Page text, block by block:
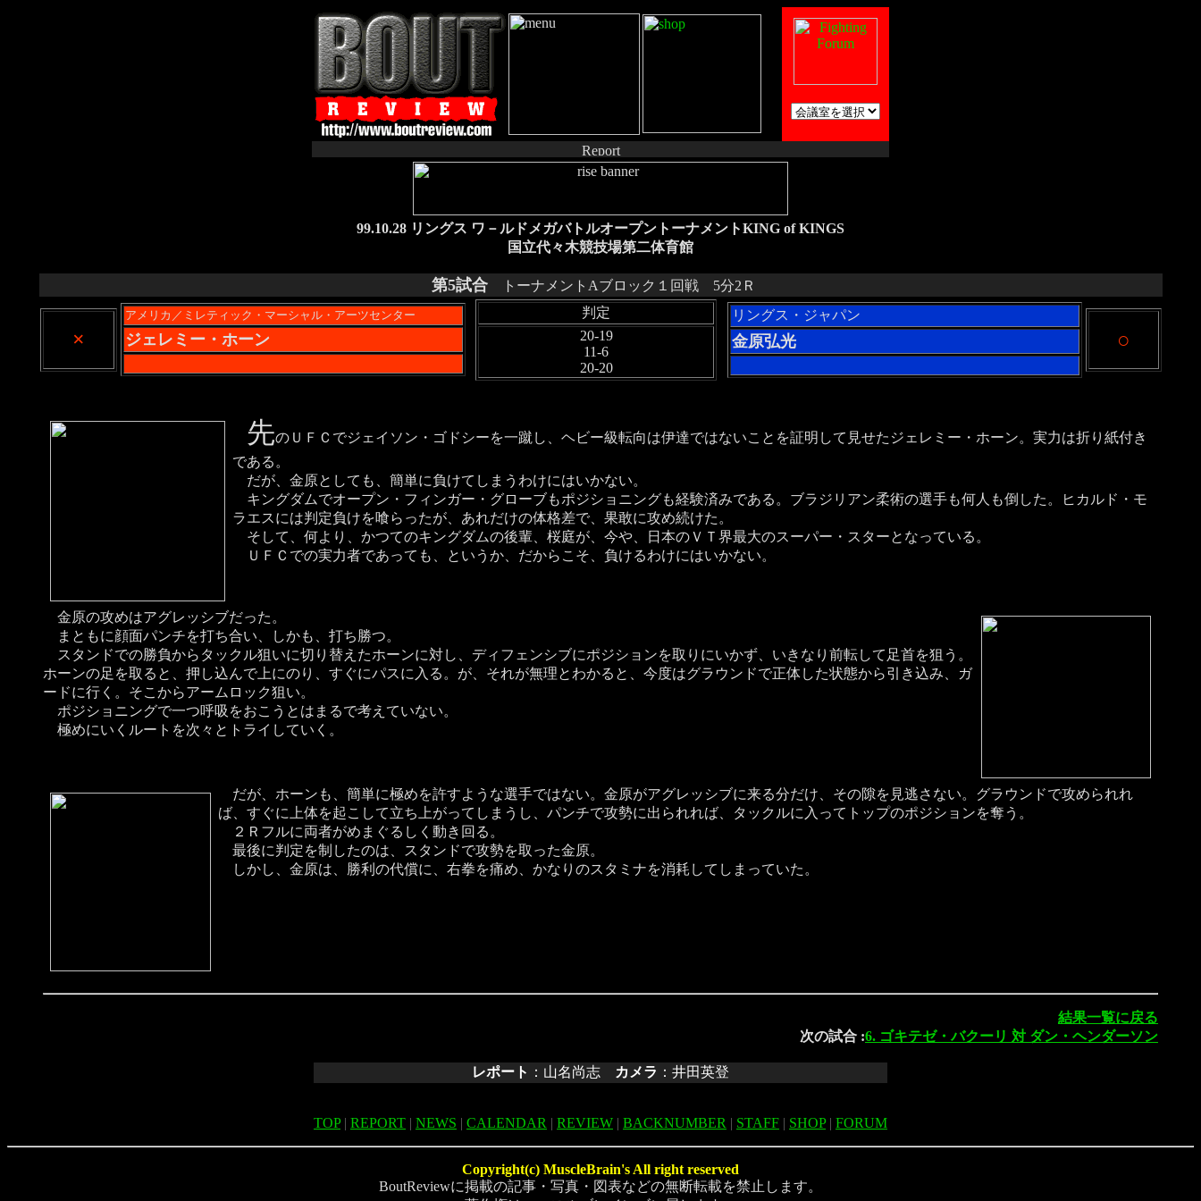
99.10.28 リングス ワ－ルドメガバトルオープントーナメントKING of KINGS
国立代々木競技場第二体育館
第5試合トーナメントAブロック１回戦 5分2Ｒ
×
アメリカ／ミレティック・マーシャル・アーツセンター
ジェレミー・ホーン
判定
20-19
11-6
20-20
リングス・ジャパン
金原弘光 ○
先のＵＦＣでジェイソン・ゴドシーを一蹴し、ヘビー級転向は伊達ではないことを証明して見せたジェレミー・ホーン。実力は折り紙付き
である。
だが、金原としても、簡単に負けてしまうわけにはいかない。
キングダムでオープン・フィンガー・グローブもポジショニングも経験済みである。ブラジリアン柔術の選手も何人も倒した。ヒカルド・モ
ラエスには判定負けを喰らったが、あれだけの体格差で、果敢に攻め続けた。
そして、何より、かつてのキングダムの後輩、桜庭が、今や、日本のＶＴ界最大のスーパー・スターとなっている。
ＵＦＣでの実力者であっても、というか、だからこそ、負けるわけにはいかない。
金原の攻めはアグレッシブだった。
まともに顔面パンチを打ち合い、しかも、打ち勝つ。
スタンドでの勝負からタックル狙いに切り替えたホーンに対し、ディフェンシブにポジションを取りにいかず、いきなり前転して足首を狙う。
ホーンの足を取ると、押し込んで上にのり、すぐにパスに入る。が、それが無理とわかると、今度はグラウンドで正体した状態から引き込み、ガ
ードに行く。そこからアームロック狙い。
ポジショニングで一つ呼吸をおこうとはまるで考えていない。
極めにいくルートを次々とトライしていく。
だが、ホーンも、簡単に極めを許すような選手ではない。金原がアグレッシブに来る分だけ、その隙を見逃さない。グラウンドで攻められれ
ば、すぐに上体を起こして立ち上がってしまうし、パンチで攻勢に出られれば、タックルに入ってトップのポジションを奪う。
２Ｒフルに両者がめまぐるしく動き回る。
最後に判定を制したのは、スタンドで攻勢を取った金原。
しかし、金原は、勝利の代償に、右拳を痛め、かなりのスタミナを消耗してしまっていた。
結果一覧に戻る
次の試合 :6. ゴキテゼ・バクーリ 対 ダン・ヘンダーソン
レポート ：山名尚志 カメラ ：井田英登
TOP| REPORT | NEWS | CALENDAR | REVIEW | BACKNUMBER | STAFF | SHOP| FORUM
Copyright(c) MuscleBrain's All right reserved
BoutReviewに掲載の記事・写真・図表などの無断転載を禁止します。